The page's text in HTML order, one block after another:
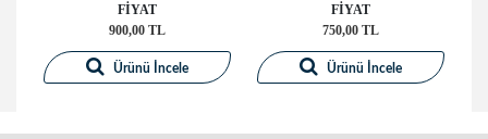
FİYAT
900,00 TL
Ürünü İncele
FİYAT
750,00 TL
Ürünü İncele